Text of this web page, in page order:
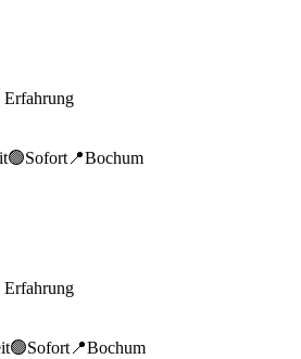
Erfahrung
🟢Sofort 📍Bochum
Erfahrung
🟢Sofort 📍Bochum